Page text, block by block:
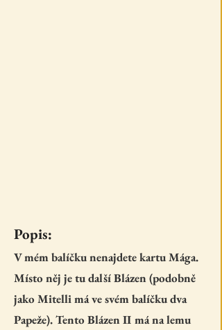
Popis:
V mém balíčku nenajdete kartu Mága.
Místo něj je tu další Blázen (podobně
jako Mitelli má ve svém balíčku dva
Papeže). Tento Blázen II má na lemu